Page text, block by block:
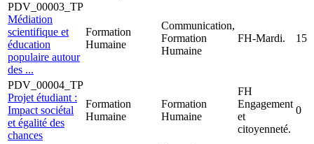
PDV_00003_TP
Médiation
scientifique et
éducation
populaire autour
des ...
Formation
Humaine
Communication,
Formation
Humaine
FH-Mardi. 15
PDV_00004_TP
Projet étudiant :
Impact sociétal
et égalité des
chances
Formation
Humaine
Formation
Humaine
FH
Engagement
et
citoyenneté.
0